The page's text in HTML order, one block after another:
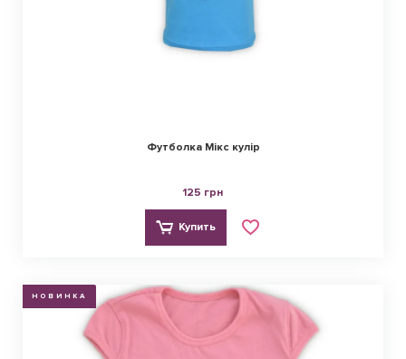
Футболка Мікс кулір
125 грн
Купить
НОВИНКА